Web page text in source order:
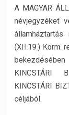
A MAGYAR
névjegyzéket
(XII.19.) Korm.
KINCSTÁRI
KINCSTÁRI
céljából.